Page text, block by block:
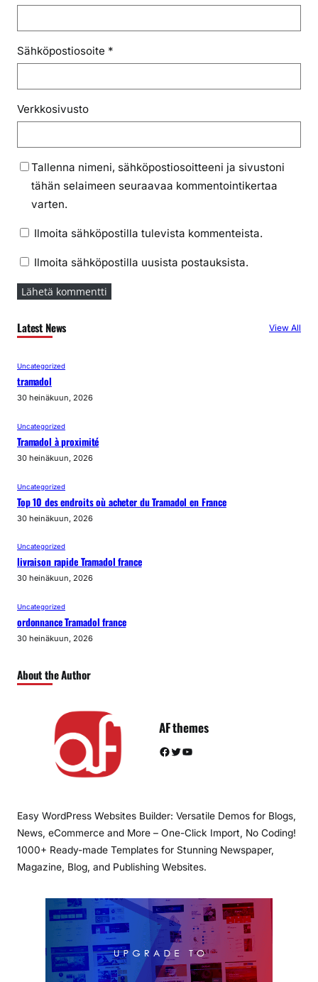
Sähköpostiosoite *
Verkkosivusto
Tallenna nimeni, sähköpostiosoitteeni ja sivustoni
tähän selaimeen seuraavaa kommentointikertaa
varten.
Ilmoita sähköpostilla tulevista kommenteista.
Ilmoita sähköpostilla uusista postauksista.
Latest News View All
Uncategorized
tramadol
30 heinäkuun, 2026
Uncategorized
Tramadol à proximité
30 heinäkuun, 2026
Uncategorized
Top 10 des endroits où acheter du Tramadol en France
30 heinäkuun, 2026
Uncategorized
livraison rapide Tramadol france
30 heinäkuun, 2026
Uncategorized
ordonnance Tramadol france
30 heinäkuun, 2026
About the Author
AF themes
Facebook Twitter YouTube
Easy WordPress Websites Builder: Versatile Demos for Blogs,
News, eCommerce and More – One-Click Import, No Coding!
1000+ Ready-made Templates for Stunning Newspaper,
Magazine, Blog, and Publishing Websites.